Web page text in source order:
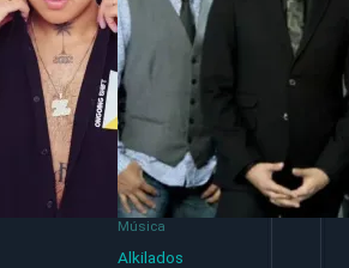
Música
Alkilados